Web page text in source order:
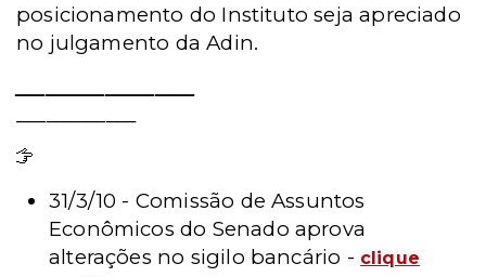
posicionamento do Instituto seja apreciado
no julgamento da Adin.
31/3/10 - Comissão de Assuntos
Econômicos do Senado aprova
alterações no sigilo bancário - clique